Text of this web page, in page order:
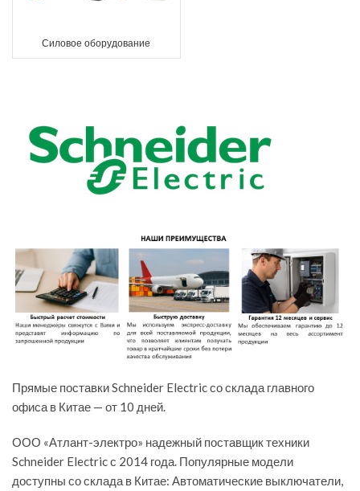
Силовое оборудование
Прямые поставки Schneider Electric со склада главного
офиса в Китае — от 10 дней.
ООО «Атлант-электро» надежный поставщик техники
Schneider Electric с 2014 года. Популярные модели
доступны со склада в Китае: Автоматические выключатели,